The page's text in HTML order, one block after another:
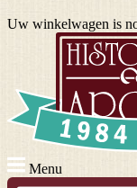
Uw winkelwagen is
Menu